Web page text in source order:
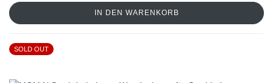
IN DEN WARENKORB
SOLD OUT